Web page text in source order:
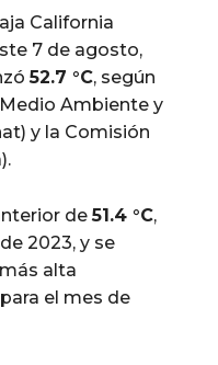
California
7 de agosto,
52.7 °C, según
Ambiente y
y la Comisión
de51.4 °C,
2023, y se
alta
el mes de